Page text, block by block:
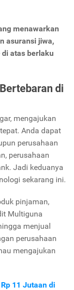
menawarkan
asuransi jiwa,
di atas berlaku
di
mengajukan
Anda dapat
perusahaan
perusahaan
Jadi keduanya
sekarang ini.
pinjaman,
Multiguna
menjual
perusahaan
mengajukan
11 Jutaan di